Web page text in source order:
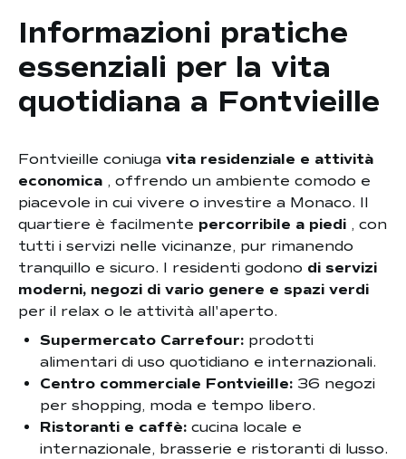
Informazioni pratiche
essenziali per la vita
quotidiana a Fontvieille
Fontvieille coniuga vita residenziale e attività
economica , offrendo un ambiente comodo e
piacevole in cui vivere o investire a Monaco. Il
quartiere è facilmente percorribile a piedi , con
tutti i servizi nelle vicinanze, pur rimanendo
tranquillo e sicuro. I residenti godono di servizi
moderni, negozi di vario genere e spazi verdi
per il relax o le attività all'aperto.
Supermercato Carrefour: prodotti
alimentari di uso quotidiano e internazionali.
Centro commerciale Fontvieille: 36 negozi
per shopping, moda e tempo libero.
Ristoranti e caffè: cucina locale e
internazionale, brasserie e ristoranti di lusso.